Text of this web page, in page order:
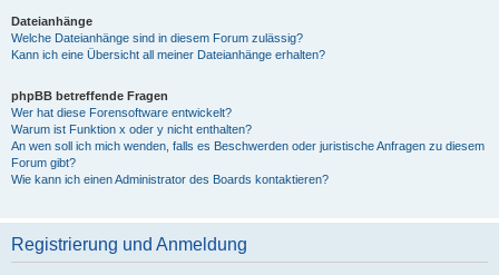
Dateianhänge
Welche Dateianhänge sind in diesem Forum zulässig?
Kann ich eine Übersicht all meiner Dateianhänge erhalten?
phpBB betreffende Fragen
Wer hat diese Forensoftware entwickelt?
Warum ist Funktion x oder y nicht enthalten?
An wen soll ich mich wenden, falls es Beschwerden oder juristische Anfragen zu diesem
Forum gibt?
Wie kann ich einen Administrator des Boards kontaktieren?
Registrierung und Anmeldung